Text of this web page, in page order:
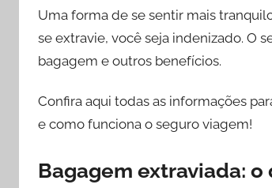
r
a
Uma forma de se sentir mais
se extravie, você seja indenizado. O
bagagem e outros benefícios.
Confira aqui todas as informações
e como funciona o seguro viagem!
Bagagem extraviada: o